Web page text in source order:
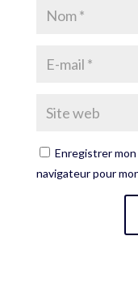
Enregistrer
navigateur pour